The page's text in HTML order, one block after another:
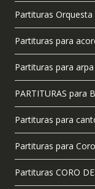
Partituras Orquesta
Partituras para
Partituras para arpa
PARTITURAS para
Partituras para
Partituras para
Partituras CORO